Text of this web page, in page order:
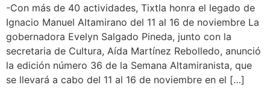
-Con más de 40 actividades, Tixtla honra el legado de
Ignacio Manuel Altamirano del 11 al 16 de noviembre La
gobernadora Evelyn Salgado Pineda, junto con la
secretaria de Cultura, Aída Martínez Rebolledo, anunció
la edición número 36 de la Semana Altamiranista, que
se llevará a cabo del 11 al 16 de noviembre en el […]